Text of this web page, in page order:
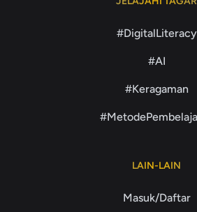
#DigitalLiteracy
#AI
#Keragaman
LAIN-LAIN
Masuk/Daftar